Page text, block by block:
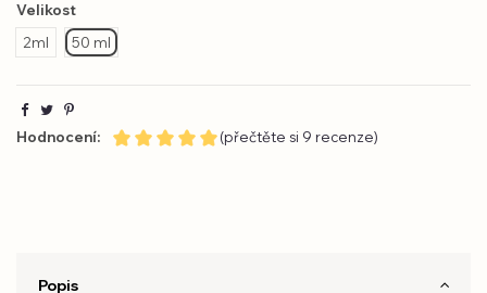
Velikost
2ml
50 ml
Hodnocení: (přečtěte si 9 recenze)
Popis